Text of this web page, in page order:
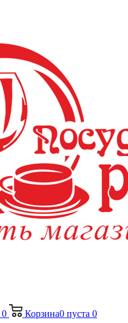
0 Корзина0 пуста 0